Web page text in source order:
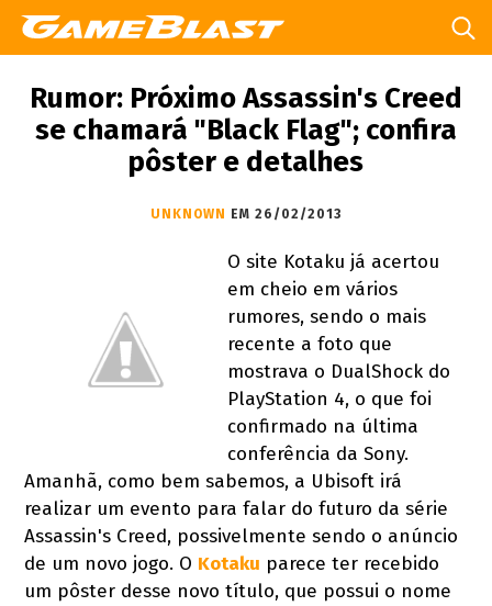
Rumor: Próximo Assassin's Creed
se chamará "Black Flag"; confira
pôster e detalhes
UNKNOWN EM 26/02/2013
O site Kotaku já acertou
em cheio em vários
rumores, sendo o mais
recente a foto que
mostrava o DualShock do
PlayStation 4, o que foi
confirmado na última
conferência da Sony.
Amanhã, como bem sabemos, a Ubisoft irá
realizar um evento para falar do futuro da série
Assassin's Creed, possivelmente sendo o anúncio
de um novo jogo. O Kotaku parece ter recebido
um pôster desse novo título, que possui o nome